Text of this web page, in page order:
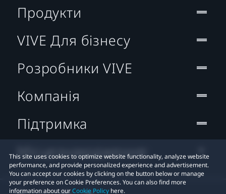
This site uses cookies to optimize website functionality, analyze website
performance, and provide personalized experience and advertisement.
You can accept our cookies by clicking on the button below or manage
your preference on Cookie Preferences. You can also find more
information about ourCookie Policy here.
Продукти
VIVE Для бізнесу
Розробники VIVE
Компанія
Підтримка
Місцезнаходження: